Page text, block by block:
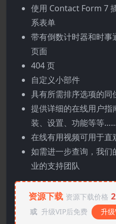
使用 Contact Form 7
系表单
带有倒数计时器和时
页面
404 页
自定义小部件
具有所需排序选项的同
提供详细的在线用户指
装、设置、功能等等
在线有用视频可用于
如需进一步查询，我
业的支持团队
资源下载 资源下载价格
或 升级VIP后免费 升